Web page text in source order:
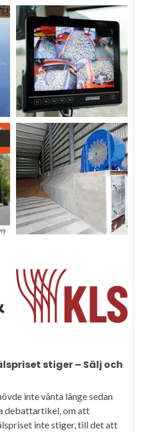
stiger – Sälj och
inte vänta länge sedan
debattartikel, om att
inte stiger, till det att